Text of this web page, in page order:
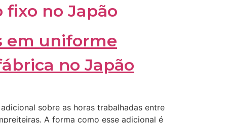
no Japão
sobre as horas trabalhadas entre
A forma como esse adicional é